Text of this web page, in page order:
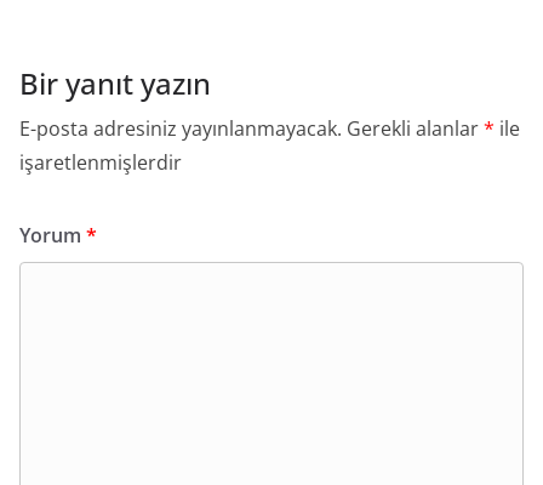
Bir yanıt yazın
E-posta adresiniz yayınlanmayacak. Gerekli alanlar* ile
işaretlenmişlerdir
Yorum *